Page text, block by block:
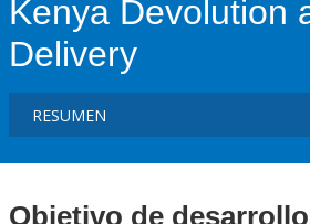
Kenya Devolution
Delivery
Objetivo de desarrollo